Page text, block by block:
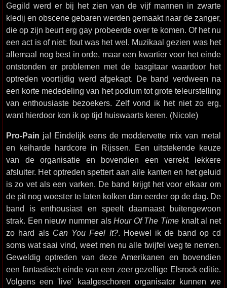
Gegild werd er bij het zien van de vijf mannen in zwarte
kledij en obscene gebaren werden gemaakt naar de zanger,
die op zijn beurt erg gay probeerde over te komen. Of het nu
een act is of niet: fout was het wel. Muzikaal gezien was het
allemaal nog best in orde, maar een kwartier voor het einde
ontstonden er problemen met de basgitaar waardoor het
optreden voortijdig werd afgekapt. De band verdween na
een korte mededeling van het podium tot grote teleurstelling
van enthousiaste bezoekers. Zelf vond ik het niet zo erg,
want hierdoor kon ik op tijd huiswaarts keren. (Nicole)
Pro-Pain ja! Eindelijk eens de moddervette mix van metal
en keiharde hardcore in Rijssen. Een uitstekende keuze
van de organisatie en bovendien een verrekt lekkere
afsluiter. Het optreden spettert aan alle kanten en het geluid
is zo vet als een varken. De band krijgt het voor elkaar om
de pit nog woester te laten kolken dan eerder op de dag. De
band is enthousiast en speelt daarnaast buitengewoon
strak. Een nieuw nummer alsHour Of The Time knalt al net
zo hard als Can You Feel It?. Hoewel ik de band op cd
soms wat saai vind, weet men nu alle twijfel weg te nemen.
Geweldig optreden van deze Amerikanen en bovendien
een fantastisch einde van een zeer gezellige Elsrock editie.
Volgens een 'live' kaalgeschoren organisator kunnen we